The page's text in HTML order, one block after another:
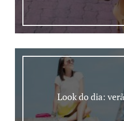
Look do dia: